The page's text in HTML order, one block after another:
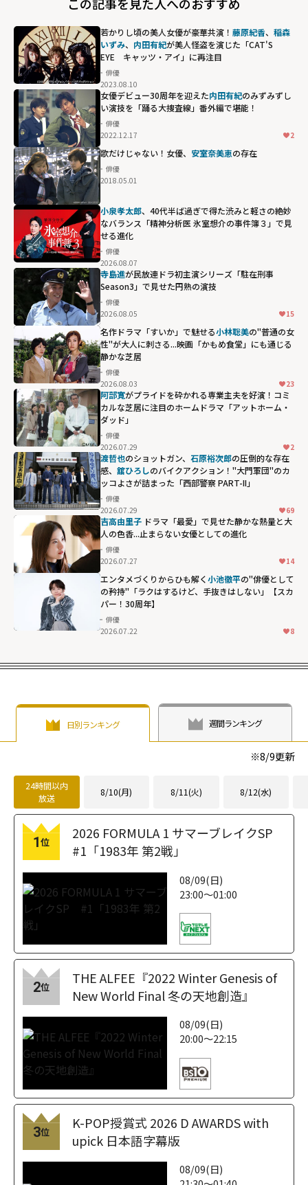
この記事を見た人へのおすすめ
若かりし頃の美人女優が豪華共演！ 藤原紀香、 稲森
いずみ、 内田有紀が美人怪盗を演じた「CAT'S
EYE キャッツ・アイ」に再注目
俳優
2023.08.10
女優デビュー30周年を迎えた内田有紀のみずみずし
い演技を「踊る大捜査線」番外編で堪能！
俳優
2022.12.17
2
歌だけじゃない！女優、 安室奈美恵の存在
俳優
2018.05.01
小泉孝太郎、40代半ば過ぎで得た渋みと軽さの絶妙
なバランス「精神分析医 氷室想介の事件簿３」で見
せる進化
俳優
2026.08.07
寺島進が民放連ドラ初主演シリーズ「駐在刑事
Season3」で見せた円熟の演技
俳優
2026.08.05
15
名作ドラマ「すいか」で魅せる小林聡美の"普通の女
性"が大人に刺さる...映画「かもめ食堂」にも通じる
静かな芝居
俳優
2026.08.03
23
阿部寛がプライドを砕かれる専業主夫を好演！コミ
カルな芝居に注目のホームドラマ「アットホーム・
ダッド」
俳優
2026.07.29
2
渡哲也のショットガン、 石原裕次郎の圧倒的な存在
感、 舘ひろしのバイクアクション！"大門軍団"のカ
ッコよさが詰まった「西部警察 PART-II」
俳優
2026.07.29
69
吉高由里子 ドラマ「最愛」で見せた静かな熱量と大
人の色香...止まらない女優としての進化
俳優
2026.07.27
14
エンタメづくりからひも解く小池徹平の"俳優として
の矜持"「ラクはするけど、手抜きはしない」【スカ
パー！30周年】
俳優
2026.07.22
8
日別ランキング 週間ランキング
※8/9更新
24時間以内
放送
8/10(月) 8/11(火) 8/12(水)
1位
2026 FORMULA 1 サマーブレイクSP
#1「1983年 第2戦」
08/09(日)
23:00～01:00
2位
THE ALFEE『2022 Winter Genesis of
New World Final 冬の天地創造』
08/09(日)
20:00～22:15
3位
K-POP授賞式 2026 D AWARDS with
upick 日本語字幕版
08/09(日)